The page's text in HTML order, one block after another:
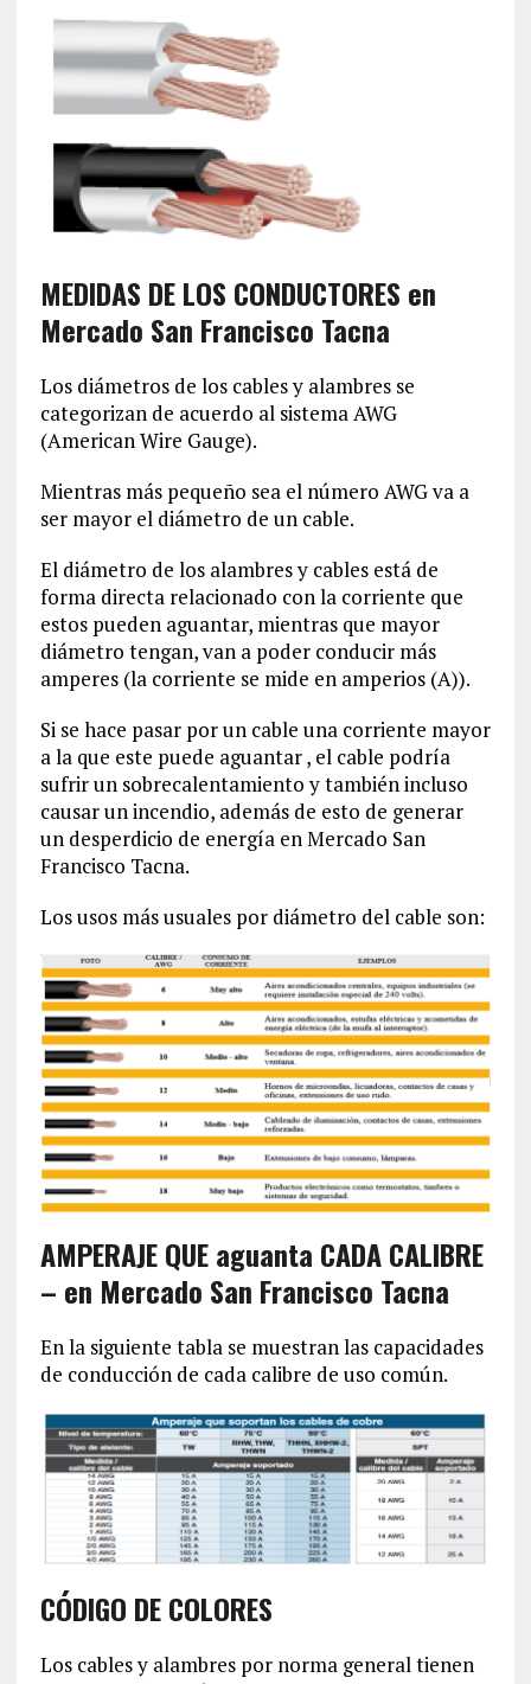
MEDIDAS DE LOS CONDUCTORES en
Mercado San Francisco Tacna
Los diámetros de los cables y alambres se
categorizan de acuerdo al sistema AWG
(American Wire Gauge).
Mientras más pequeño sea el número AWG va a
ser mayor el diámetro de un cable.
El diámetro de los alambres y cables está de
forma directa relacionado con la corriente que
estos pueden aguantar, mientras que mayor
diámetro tengan, van a poder conducir más
amperes (la corriente se mide en amperios (A)).
Si se hace pasar por un cable una corriente mayor
a la que este puede aguantar , el cable podría
sufrir un sobrecalentamiento y también incluso
causar un incendio, además de esto de generar
un desperdicio de energía en Mercado San
Francisco Tacna.
Los usos más usuales por diámetro del cable son:
AMPERAJE QUE aguanta CADA CALIBRE
– en Mercado San Francisco Tacna
En la siguiente tabla se muestran las capacidades
de conducción de cada calibre de uso común.
CÓDIGO DE COLORES
Los cables y alambres por norma general tienen